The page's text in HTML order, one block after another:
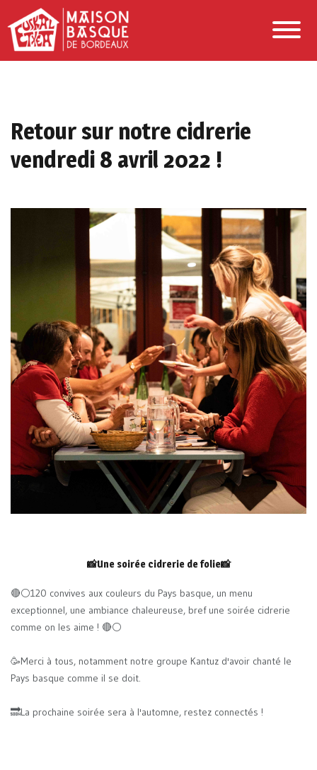
Retour sur notre cidrerie
vendredi 8 avril 2022 !
📸Une soirée cidrerie de folie📸
🔴⚪️120 convives aux couleurs du Pays basque, un menu
exceptionnel, une ambiance chaleureuse, bref une soirée cidrerie
comme on les aime ! 🔴⚪️
🥳Merci à tous, notamment notre groupe Kantuz d'avoir chanté le
Pays basque comme il se doit.
🔜La prochaine soirée sera à l'automne, restez connectés !